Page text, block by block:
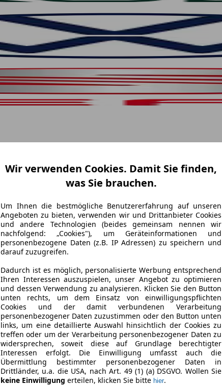
Wir verwenden Cookies. Damit Sie finden,
was Sie brauchen.
Um Ihnen die bestmögliche Benutzererfahrung auf unseren
Angeboten zu bieten, verwenden wir und Drittanbieter Cookies
und andere Technologien (beides gemeinsam nennen wir
nachfolgend: „Cookies"), um Geräteinformationen und
personenbezogene Daten (z.B. IP Adressen) zu speichern und
darauf zuzugreifen.
Dadurch ist es möglich, personalisierte Werbung entsprechend
Ihren Interessen auszuspielen, unser Angebot zu optimieren
und dessen Verwendung zu analysieren. Klicken Sie den Button
unten rechts, um dem Einsatz von einwilligungspflichten
Cookies und der damit verbundenen Verarbeitung
personenbezogener Daten zuzustimmen oder den Button unten
links, um eine detaillierte Auswahl hinsichtlich der Cookies zu
treffen oder um der Verarbeitung personenbezogener Daten zu
widersprechen, soweit diese auf Grundlage berechtigter
Interessen erfolgt. Die Einwilligung umfasst auch die
Übermittlung bestimmter personenbezogener Daten in
Drittländer, u.a. die USA, nach Art. 49 (1) (a) DSGVO. Wollen Sie
keine Einwilligung erteilen, klicken Sie bitte hier.